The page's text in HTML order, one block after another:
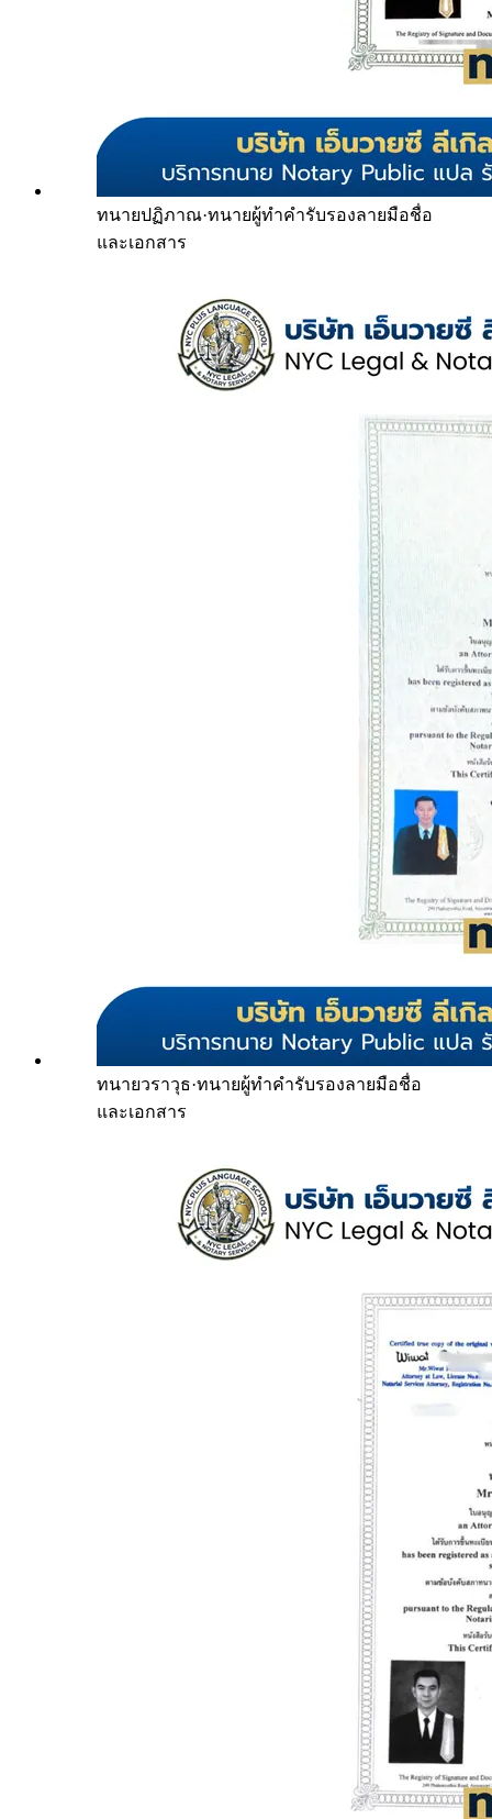
ทนายปฏิภาณ·ทนายผู้ทำคำรับรองลายมือชื่อ
และเอกสาร
ทนายวราวุธ·ทนายผู้ทำคำรับรองลายมือชื่อ
และเอกสาร